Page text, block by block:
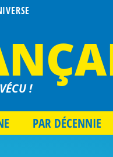
!
PAR DÉCENNIE